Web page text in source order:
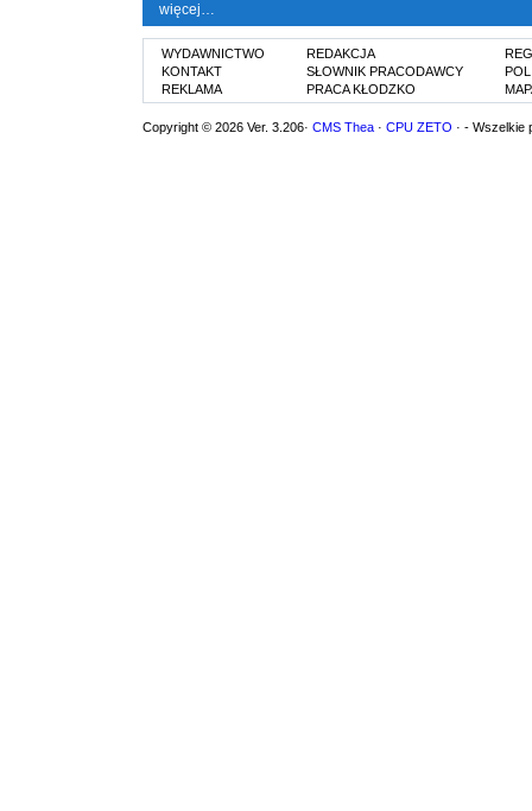
więcej…
WYDAWNICTWO
KONTAKT
REKLAMA
REDAKCJA
SŁOWNIK PRACODAWCY
PRACA KŁODZKO
Copyright © 2026 Ver. 3.206· CMS Thea · CPU ZETO · - Wszelkie